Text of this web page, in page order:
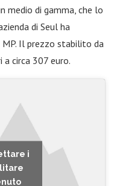
medio di gamma, che lo
di Seul ha
Il prezzo stabilito da
a circa 307 euro.
i